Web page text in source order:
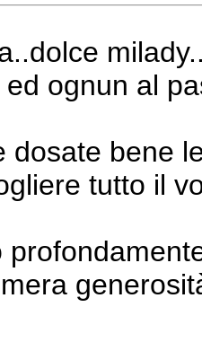
ognun al
dosate bene
tutto il